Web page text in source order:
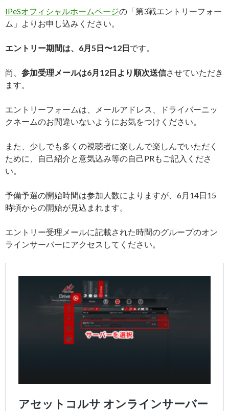
IPeSオフィシャルホームページの「第3戦エントリーフォー
ム」よりお申し込みください。
エントリー期間は、6月5日〜12日です。
尚、 参加受理メールは6月12日より順次送信させていただき
ます。
エントリーフォームは、メールアドレス、ドライバーニッ
クネームのお間違いないようにお気をつけください。
また、少しでも多くの視聴者に楽しんで楽しんでいただく
ために、自己紹介と意気込み等の自己PRもご記入くださ
い。
予備予選の開始時間は参加人数によりますが、6月14日15
時頃からの開始が見込まれます。
エントリー受理メールに記載された時間のグループのオン
ラインサーバーにアクセスしてください。